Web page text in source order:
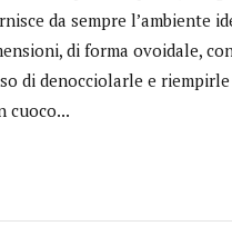
da sempre l’ambiente
di forma ovoidale,
di denocciolarle e
cuoco...